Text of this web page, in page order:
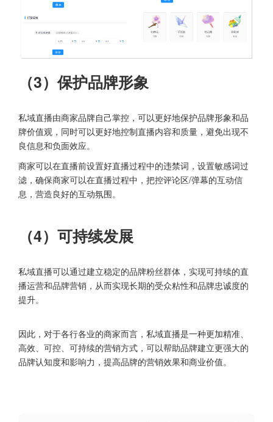
（3）保护品牌形象
私域直播由商家品牌自己掌控，可以更好地保护品牌形象和品
牌价值观，同时可以更好地控制直播内容和质量，避免出现不
良信息和负面效应。
商家可以在直播前设置好直播过程中的违禁词，设置敏感词过
滤，确保商家可以在直播过程中，把控评论区/弹幕的互动信
息，营造良好的互动氛围。
（4）可持续发展
私域直播可以通过建立稳定的品牌粉丝群体，实现可持续的直
播运营和品牌营销，从而实现长期的受众粘性和品牌忠诚度的
提升。
因此，对于各行各业的商家而言，私域直播是一种更加精准、
高效、可控、可持续的营销方式，可以帮助品牌建立更强大的
品牌认知度和影响力，提高品牌的营销效果和商业价值。